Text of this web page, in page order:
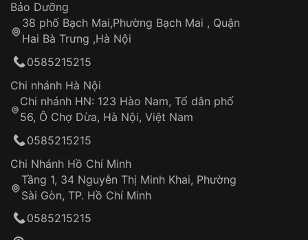
Thời gian tính từ khi xác nhận đơn hàng thành
công
Hotline: 0585 215 215
Từ khóa SEO:
Khách hàng kiểm tra và thanh toán trực tiếp
Sản phẩm đã bị:
Tự ý sửa chữa
thống VNLUX
Đảm bảo quyền lợi khách hàng
Đồng hành cùng khách hàng trong suốt quá
trình sử dụng
Bảo Dưỡng
38 phố Bạch Mai,Phường Bạch Mai , Quận
Hai Bà Trưng ,Hà Nội
0585215215
Chi nhánh Hà Nội
Chi nhánh HN: 123 Hào Nam, Tổ dân phố
56, Ô Chợ Dừa, Hà Nội, Việt Nam
0585215215
Chi Nhánh Hồ Chí Minh
Tầng 1, 34 Nguyễn Thị Minh Khai, Phường
Sài Gòn, TP. Hồ Chí Minh
0585215215